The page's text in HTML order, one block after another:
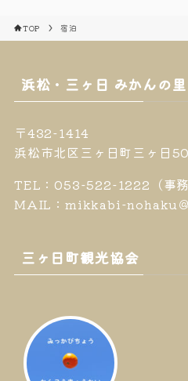
TOP 宿泊
浜松・三ヶ日 みかんの
〒432-1414
浜松市北区三ヶ日町三ヶ日
TEL：053-522-1222（事務
MAIL：mikkabi-nohaku
三ヶ日町観光協会